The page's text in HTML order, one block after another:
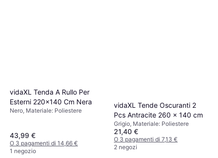
vidaXL Tenda A Rullo Per
Esterni 220x140 Cm Nera
Nero, Materiale: Poliestere
43,99 €
O 3 pagamenti di 14,66 €
1 negozio
vidaXL Tende Oscuranti 2
Pcs Antracite 260 x 140 cm
Grigio, Materiale: Poliestere
21,40 €
O 3 pagamenti di 7,13 €
2 negozi